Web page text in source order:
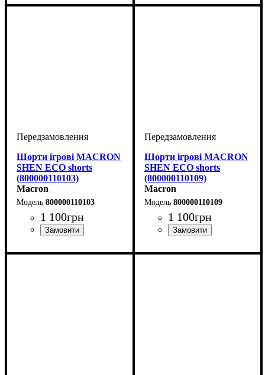
Шорти ігрові MACRON
SHEN ECO shorts
(800000110103)
Macron
800000110103
1 100грн
Шорти ігрові MACRON
SHEN ECO shorts
(800000110109)
Macron
800000110109
1 100грн